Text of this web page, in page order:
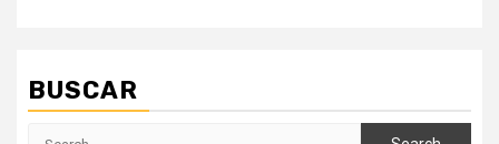
BUSCAR